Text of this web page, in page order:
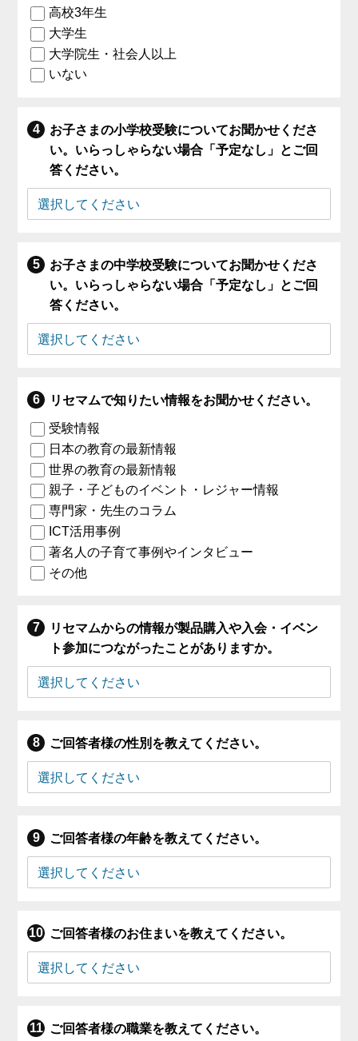
高校3年生
大学生
大学院生・社会人以上
いない
お子さまの小学校受験についてお聞かせくださ
い。いらっしゃらない場合「予定なし」とご回
答ください。
お子さまの中学校受験についてお聞かせくださ
い。いらっしゃらない場合「予定なし」とご回
答ください。
リセマムで知りたい情報をお聞かせください。
受験情報
日本の教育の最新情報
世界の教育の最新情報
親子・子どものイベント・レジャー情報
専門家・先生のコラム
ICT活用事例
著名人の子育て事例やインタビュー
その他
リセマムからの情報が製品購入や入会・イベン
ト参加につながったことがありますか。
ご回答者様の性別を教えてください。
ご回答者様の年齢を教えてください。
ご回答者様のお住まいを教えてください。
ご回答者様の職業を教えてください。